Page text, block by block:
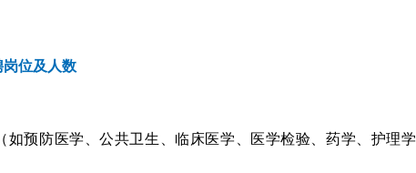
岗位及人数
如预防医学、公共卫生、临床医学、医学检验、药学、护理学